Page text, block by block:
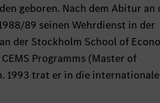
geboren. Nach dem Abitur an
89 seinen Wehrdienst in der
der Stockholm School of
Programms (Master of
1993 trat er in die internationale